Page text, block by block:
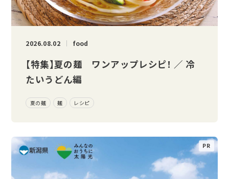
2026.08.02 food
【特集】夏の麺 ワンアップレシピ！ ／ 冷
たいうどん編
夏の麺 麺 レシピ